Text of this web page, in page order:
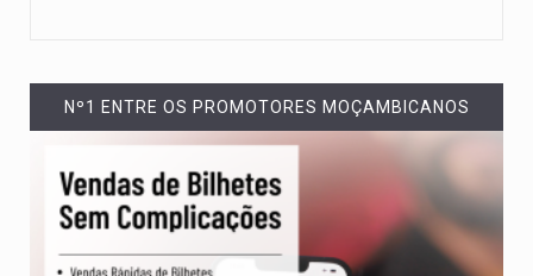
Nº1 ENTRE OS PROMOTORES MOÇAMBICANOS